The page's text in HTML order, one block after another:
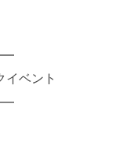
ベント